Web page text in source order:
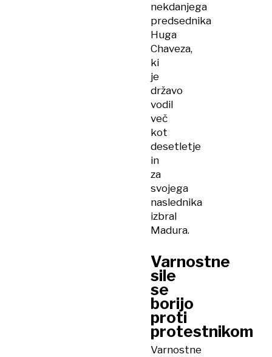
nekdanjega
predsednika
Huga
Chaveza,
ki
je
državo
vodil
več
kot
desetletje
in
za
svojega
naslednika
izbral
Madura.
Varnostne
sile
se
borijo
proti
protestnikom
Varnostne